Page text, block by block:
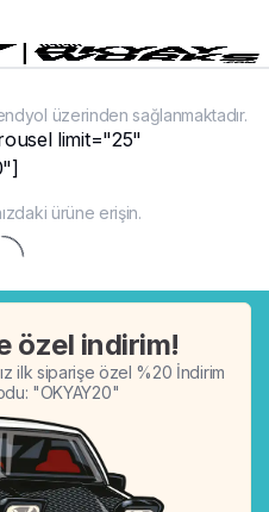
üzerinden sağlanmaktadır.
limit="25"
ürüne erişin.
özel indirim!
ilk siparişe özel %20 İndirim
"OKYAY20"